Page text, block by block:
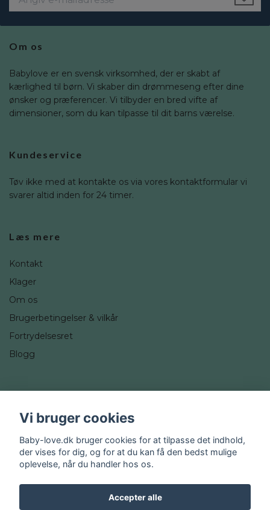
Om os
Babylove er en svensk virksomhed, der er skabt af
kærlighed til børn. Vi skaber din drømmeseng efter dine
ønsker og præferencer. Vi tilbyder en bred vifte af
dimensioner, som du kan tilpasse til dit barns værelse.
Kundeservice
Tøv ikke med at kontakte os via vores kontaktformular vi
svarer altid inden for 24 timer.
Læs mere
Kontakt
Klager
Om os
Brugerbetingelser & vilkår
Fortrydelsesret
Blogg
Instagram
Vi bruger cookies
Baby-love.dk bruger cookies for at tilpasse det indhold,
der vises for dig, og for at du kan få den bedst mulige
oplevelse, når du handler hos os.
Accepter alle